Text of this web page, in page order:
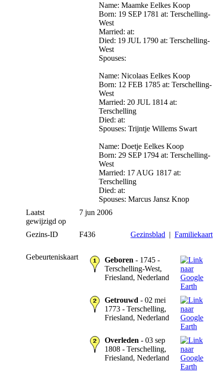
Name: Maamke Eelkes Koop
Born: 19 SEP 1781 at: Terschelling-
West
Married: at:
Died: 19 JUL 1790 at: Terschelling-
West
Spouses:
Name: Nicolaas Eelkes Koop
Born: 12 FEB 1785 at: Terschelling-
West
Married: 20 JUL 1814 at:
Terschelling
Died: at:
Spouses: Trijntje Willems Swart
Name: Doetje Eelkes Koop
Born: 29 SEP 1794 at: Terschelling-
West
Married: 17 AUG 1817 at:
Terschelling
Died: at:
Spouses: Marcus Jansz Knop
Laatst
gewijzigd op
7 jun 2006
Gezins-ID F436 Gezinsblad | Familiekaart
Gebeurteniskaart Geboren - 1745 -
Terschelling-West,
Friesland, Nederland
Getrouwd - 02 mei
1773 - Terschelling,
Friesland, Nederland
Overleden - 03 sep
1808 - Terschelling,
Friesland, Nederland